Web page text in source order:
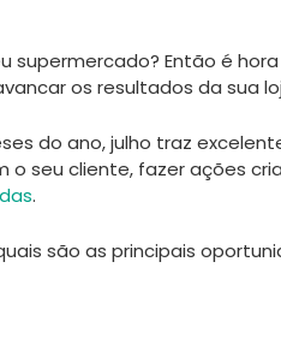
supermercado? Então é
os resultados da sua
do ano, julho traz
o seu cliente, fazer ações
.
são as principais